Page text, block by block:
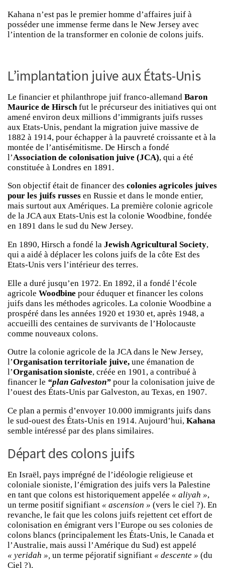
Kahana n’est pas le premier homme d’affaires juif à
posséder une immense ferme dans le New Jersey avec
l’intention de la transformer en colonie de colons juifs.
L’implantation juive aux États-Unis
Le financier et philanthrope juif franco-allemand Baron
Maurice de Hirsch fut le précurseur des initiatives qui ont
amené environ deux millions d’immigrants juifs russes
aux Etats-Unis, pendant la migration juive massive de
1882 à 1914, pour échapper à la pauvreté croissante et à la
montée de l’antisémitisme. De Hirsch a fondé
l’Association de colonisation juive (JCA), qui a été
constituée à Londres en 1891.
Son objectif était de financer des colonies agricoles juives
pour les juifs russes en Russie et dans le monde entier,
mais surtout aux Amériques. La première colonie agricole
de la JCA aux Etats-Unis est la colonie Woodbine, fondée
en 1891 dans le sud du New Jersey.
En 1890, Hirsch a fondé la Jewish Agricultural Society,
qui a aidé à déplacer les colons juifs de la côte Est des
Etats-Unis vers l’intérieur des terres.
Elle a duré jusqu’en 1972. En 1892, il a fondé l’école
agricole Woodbine pour éduquer et financer les colons
juifs dans les méthodes agricoles. La colonie Woodbine a
prospéré dans les années 1920 et 1930 et, après 1948, a
accueilli des centaines de survivants de l’Holocauste
comme nouveaux colons.
Outre la colonie agricole de la JCA dans le New Jersey,
l’Organisation territoriale juive, une émanation de
l’Organisation sioniste, créée en 1901, a contribué à
financer le “plan Galveston” pour la colonisation juive de
l’ouest des États-Unis par Galveston, au Texas, en 1907.
Ce plan a permis d’envoyer 10.000 immigrants juifs dans
le sud-ouest des États-Unis en 1914. Aujourd’hui, Kahana
semble intéressé par des plans similaires.
Départ des colons juifs
En Israël, pays imprégné de l’idéologie religieuse et
coloniale sioniste, l’émigration des juifs vers la Palestine
en tant que colons est historiquement appelée « aliyah »,
un terme positif signifiant « ascension » (vers le ciel ?). En
revanche, le fait que les colons juifs rejettent cet effort de
colonisation en émigrant vers l’Europe ou ses colonies de
colons blancs (principalement les États-Unis, le Canada et
l’Australie, mais aussi l’Amérique du Sud) est appelé
« yeridah », un terme péjoratif signifiant « descente » (du
Ciel ?).